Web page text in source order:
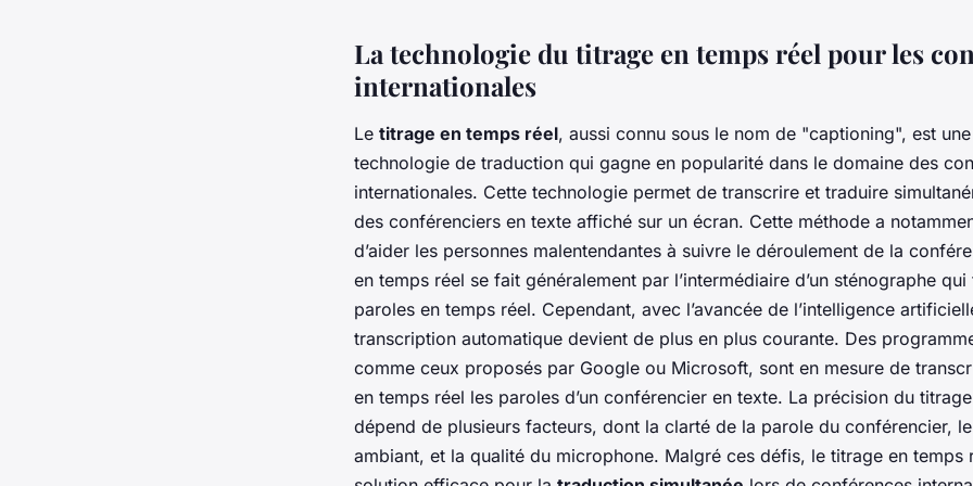
La technologie du titrage en temps réel pour les
internationales
Le titrage en temps réel, aussi connu sous le nom de "captioning", est
technologie de traduction qui gagne en popularité dans le domaine des
internationales. Cette technologie permet de transcrire et traduire
des conférenciers en texte affiché sur un écran. Cette méthode a
d’aider les personnes malentendantes à suivre le déroulement de la
en temps réel se fait généralement par l’intermédiaire d’un sténographe
paroles en temps réel. Cependant, avec l’avancée de l’intelligence
transcription automatique devient de plus en plus courante. Des
comme ceux proposés par Google ou Microsoft, sont en mesure de
en temps réel les paroles d’un conférencier en texte. La précision du
dépend de plusieurs facteurs, dont la clarté de la parole du conférencier,
ambiant, et la qualité du microphone. Malgré ces défis, le titrage en temps